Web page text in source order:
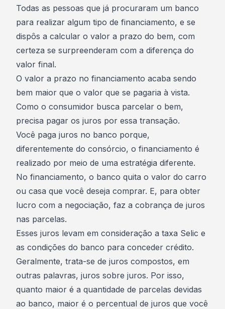
Todas as pessoas que já procuraram um banco
para realizar algum tipo de financiamento, e se
dispôs a calcular o valor a prazo do bem, com
certeza se surpreenderam com a diferença do
valor final.
O valor a prazo no financiamento acaba sendo
bem maior que o valor que se pagaria à vista.
Como o consumidor busca parcelar o bem,
precisa pagar os juros por essa transação.
Você paga juros no banco porque,
diferentemente do consórcio, o financiamento é
realizado por meio de uma estratégia diferente.
No financiamento, o banco quita o valor do carro
ou casa que você deseja comprar. E, para obter
lucro com a negociação, faz a cobrança de juros
nas parcelas.
Esses juros levam em consideração a taxa Selic e
as condições do banco para conceder crédito.
Geralmente, trata-se de juros compostos, em
outras palavras, juros sobre juros. Por isso,
quanto maior é a quantidade de parcelas devidas
ao banco, maior é o percentual de juros que você